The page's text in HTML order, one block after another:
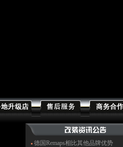
德国Remaps相比其他品牌优势